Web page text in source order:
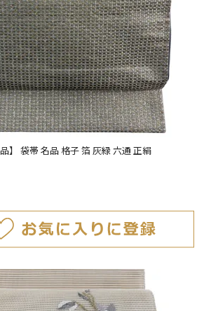
】 袋帯 名品 格子 箔 灰緑 六通 正絹